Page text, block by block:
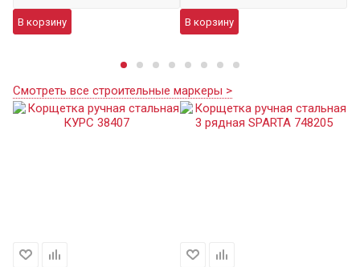
В корзину В корзину
Смотреть все строительные маркеры >